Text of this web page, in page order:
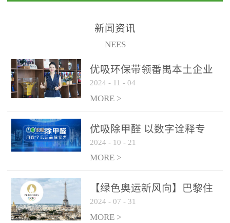
保施工日期：2020年1月珠
（及各出入境边防检查
新闻资讯
NEES
优吸环保带领番禺本​土企业
勇敢破局向“新”
2024 - 11 - 04
MORE >
优吸除甲醛 以数字诠释专
业，尽显除醛品牌实力！
2024 - 10 - 21
MORE >
【绿色奥运新风向】巴黎住
宿风波：优吸环保共建健康
绿色家居
2024 - 07 - 31
MORE >